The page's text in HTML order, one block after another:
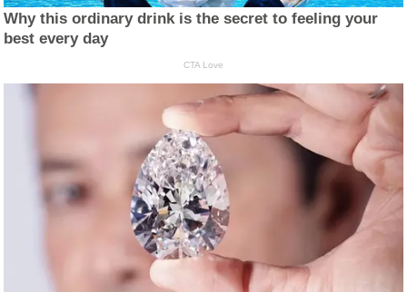
Why this ordinary drink is the secret to feeling your
best every day
CTA Love